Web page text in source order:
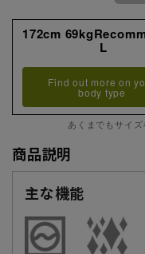
172cm
L
Find out more on
body type
あくまでもサイズ
商品説明
主な機能